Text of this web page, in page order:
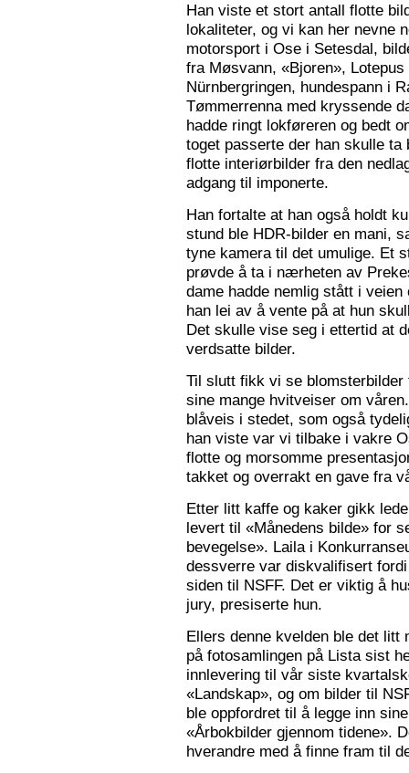
Han viste et stort antall flotte
lokaliteter, og vi kan her nevne
motorsport i Ose i Setesdal,
fra Møsvann, «Bjoren»,
Nürnbergringen, hundespann i
Tømmerrenna med kryssende
hadde ringt lokføreren og bedt
toget passerte der han skulle
flotte interiørbilder fra den
adgang til imponerte.
Han fortalte at han også holdt
stund ble HDR-bilder en mani,
tyne kamera til det umulige. Et
prøvde å ta i nærheten av
dame hadde nemlig stått i
han lei av å vente på at hun
Det skulle vise seg i ettertid at
verdsatte bilder.
Til slutt fikk vi se
sine mange hvitveiser om
blåveis i stedet, som også
han viste var vi tilbake i vakre
flotte og morsomme
takket og overrakt en gave fra
Etter litt kaffe og kaker gikk
levert til «Månedens bilde» for
bevegelse». Laila i
dessverre var diskvalifisert
siden til NSFF. Det er viktig å
jury, presiserte hun.
Ellers denne kvelden ble det litt
på fotosamlingen på Lista sist
innlevering til vår siste
«Landskap», og om bilder til
ble oppfordret til å legge inn
«Årbokbilder gjennom tidene».
hverandre med å finne fram til